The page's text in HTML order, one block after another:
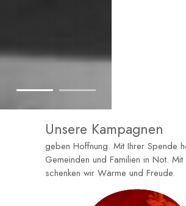
Unsere Kampagnen
geben Hoffnung. Mit Ihrer Spende
Gemeinden und Familien in Not.
schenken wir Wärme und Freude.